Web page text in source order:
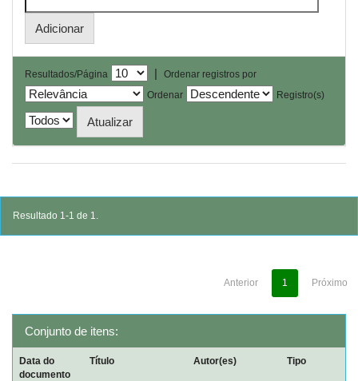
Resultados/Página |
Ordenar registros por
Ordenar
Registro(s)
Resultado 1-1 de 1.
Anterior 1 Próximo
Conjunto de itens:
Data do
documento
Título Autor(es) Tipo